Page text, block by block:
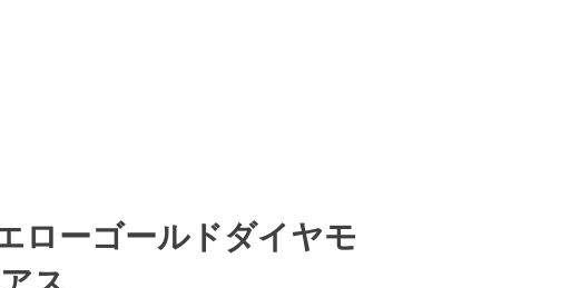
ローゴールドダイヤモ